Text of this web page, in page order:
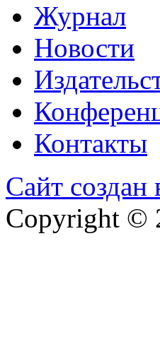
Журнал
Новости
Контакты
Сайт
Copyright ©